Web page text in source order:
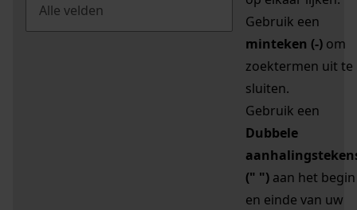
Gebruik een
minteken (-) om
zoektermen uit te
sluiten.
Gebruik een
Dubbele
(" ") aan het begin
en einde van uw